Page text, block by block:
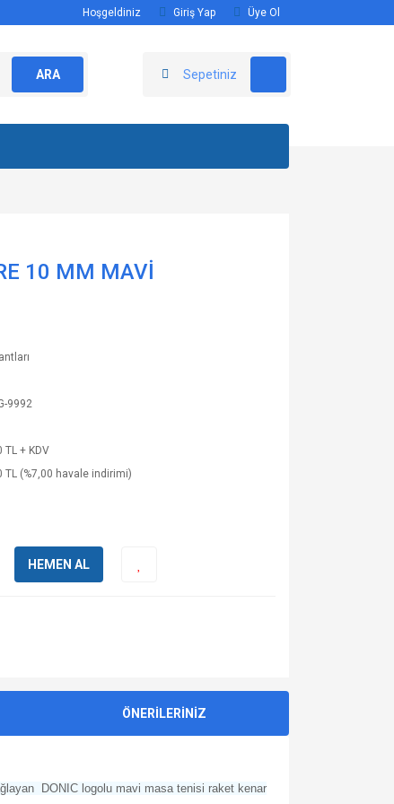
Hoşgeldiniz Giriş Yap Üye Ol
ARA Sepetiniz
10 MM MAVİ
9992
TL + KDV
TL (%7,00 havale indirimi)
HEMEN AL
ÖNERİLERİNİZ
DONIC logolu mavi masa tenisi raket kenar